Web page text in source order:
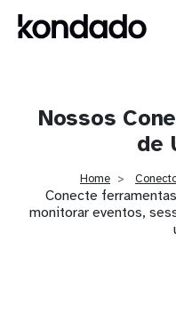
Nossos
de
Home
Conecte
monitorar eventos,